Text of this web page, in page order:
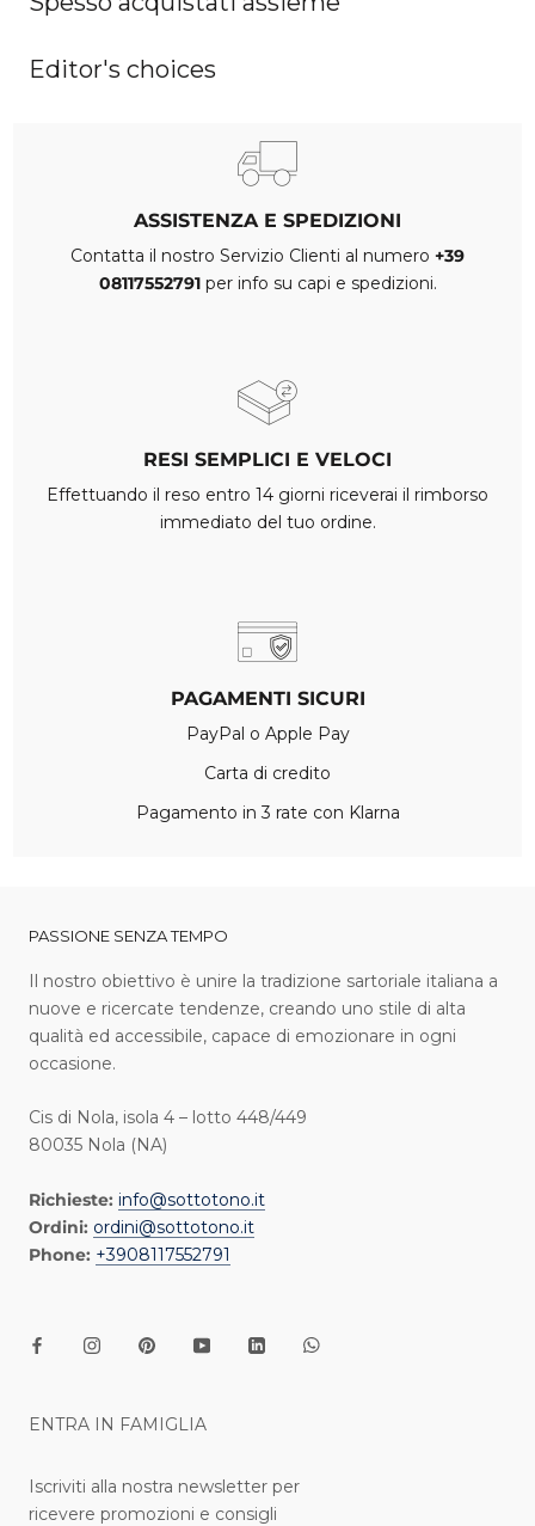
Editor's choices
ASSISTENZA E SPEDIZIONI
Contatta il nostro Servizio Clienti al numero +39
08117552791 per info su capi e spedizioni.
RESI SEMPLICI E VELOCI
Effettuando il reso entro 14 giorni riceverai il rimborso
immediato del tuo ordine.
PAGAMENTI SICURI
PayPal o Apple Pay
Carta di credito
Pagamento in 3 rate con Klarna
PASSIONE SENZA TEMPO
I l nostro obiettivo è unire la tradizione sartoriale italiana a
nuove e ricercate tendenze, creando uno stile di alta
qualità ed accessibile, capace di emozionare in ogni
occasione.
Cis di Nola, isola 4 – lotto 448/449
80035 Nola (NA)
Richieste: info@sottotono.it
Ordini: ordini@sottotono.it
Phone: +3908117552791
ENTRA IN FAMIGLIA
Iscriviti alla nostra newsletter per
ricevere promozioni e consigli